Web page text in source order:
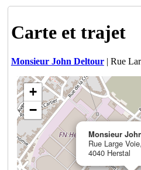
Carte et trajet
Monsieur John Deltour| Rue
Monsieur
Rue Large
4040 Herstal
+
−